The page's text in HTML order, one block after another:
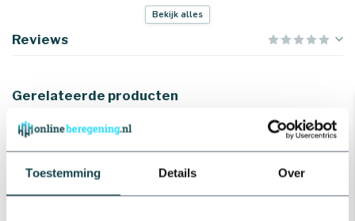
Toestemming Details Over
5 t/m 130 l/min
Bekijk alles
Reviews
Gerelateerde producten
RainBird Rainbird
beregeningsinstallatie
beregeningscomputer ESP-
TM2 | 4 zones
Op voorraad